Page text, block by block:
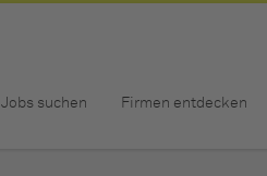
Jobs suchen Firmen entdecken